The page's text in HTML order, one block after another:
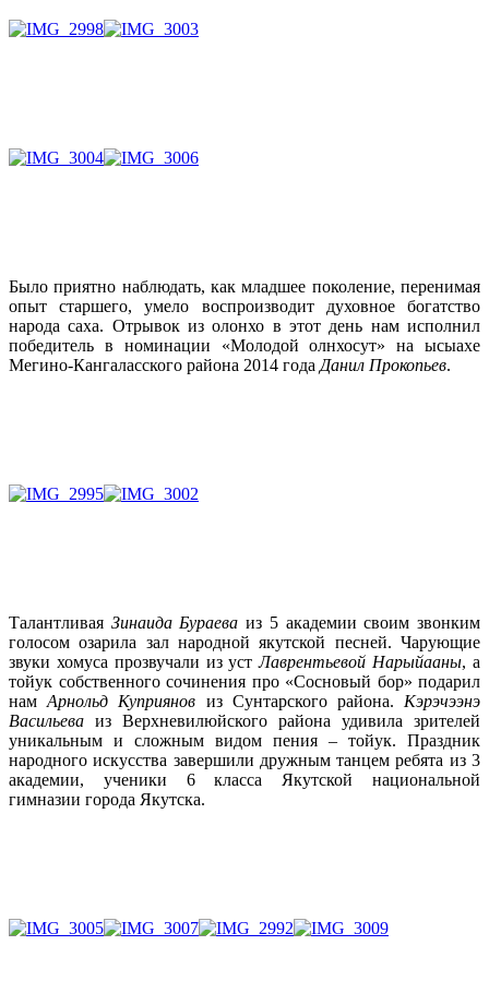
Было приятно наблюдать, как младшее поколение, перенимая
опыт старшего, умело воспроизводит духовное богатство
народа саха. Отрывок из олонхо в этот день нам исполнил
победитель в номинации «Молодой олнхосут» на ысыахе
Мегино-Кангаласского района 2014 года Данил Прокопьев.
Талантливая Зинаида Бураева из 5 академии своим звонким
голосом озарила зал народной якутской песней. Чарующие
звуки хомуса прозвучали из устЛаврентьевой Нарыйааны, а
тойук собственного сочинения про «Сосновый бор» подарил
намАрнольд Куприянов из Сунтарского района. Кэрэчээнэ
Васильева из Верхневилюйского района удивила зрителей
уникальным и сложным видом пения – тойук. Праздник
народного искусства завершили дружным танцем ребята из 3
академии, ученики 6 класса Якутской национальной
гимназии города Якутска.